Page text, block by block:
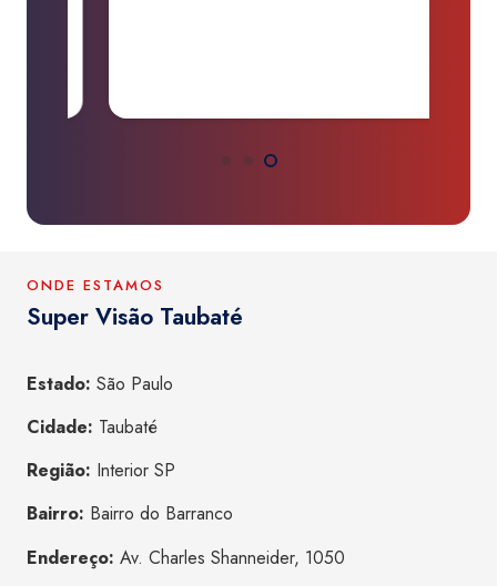
ONDE ESTAMOS
Super Visão Taubaté
Estado: São Paulo
Cidade: Taubaté
Região: Interior SP
Bairro: Bairro do Barranco
Endereço: Av. Charles Shanneider, 1050